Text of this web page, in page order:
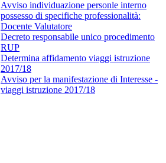
Avviso individuazione personle interno
possesso di specifiche professionalità:
Docente Valutatore
Decreto responsabile unico procedimento
RUP
Determina affidamento viaggi istruzione
2017/18
Avviso per la manifestazione di Interesse -
viaggi istruzione 2017/18